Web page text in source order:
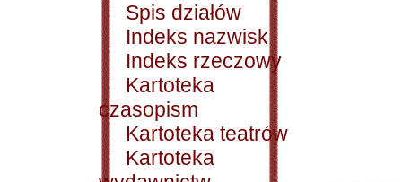
Spis działów
Indeks nazwisk
Indeks rzeczowy
Kartoteka
czasopism
Kartoteka teatrów
Kartoteka